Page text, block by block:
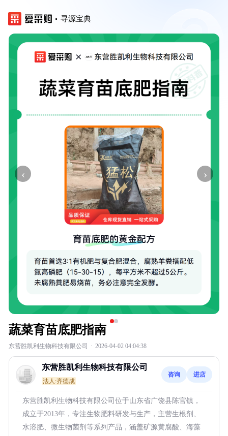
寻源宝典
‹ ›
蔬菜育苗底肥指南
东营胜凯利生物科技有限公司 · 2026-04-02 04:04:38
东营胜凯利生物科技有限公司
法人:齐德成
咨询 进店
东营胜凯利生物科技有限公司位于山东省广饶县陈官镇，
成立于2013年，专注生物肥料研发与生产，主营生根剂、
水溶肥、微生物菌剂等系列产品，涵盖矿源黄腐酸、海藻